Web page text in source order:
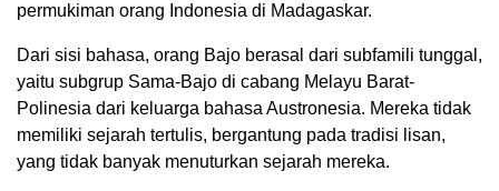
permukiman orang Indonesia di Madagaskar.
Dari sisi bahasa, orang Bajo berasal dari subfamili tunggal,
yaitu subgrup Sama-Bajo di cabang Melayu Barat-
Polinesia dari keluarga bahasa Austronesia. Mereka tidak
memiliki sejarah tertulis, bergantung pada tradisi lisan,
yang tidak banyak menuturkan sejarah mereka.